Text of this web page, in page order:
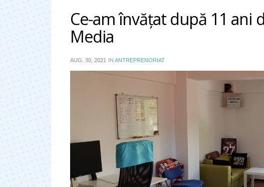
Ce-am învăţat după 11 ani
Media
AUG. 30, 2021 IN ANTREPRENORIAT